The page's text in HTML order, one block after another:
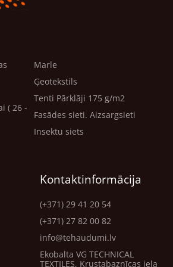
110 cm
: 100% kokvilna
ražošanai
un nogatavināšanai.
: no 36 līdz 70 g/m²
: 100% kokvilna
( 26 -
Marle
Ģeotekstils
Tenti Pārklāji 175 g/m2
Fasādes sieti. Aizsargsieti
Insektu siets
Kontaktinformācija
(+371) 29 41 20 54
(+371) 27 82 00 82
info@tehaudumi.lv
Ekobalta VG TECHNICAL
TEXTILES, Krustabaznīcas iela